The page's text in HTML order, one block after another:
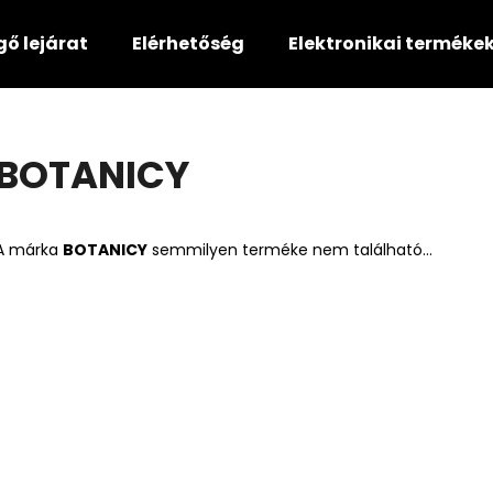
lejárat Elérhetőség Elektronikai
márka BOTANICY semmilyen terméke nem található...